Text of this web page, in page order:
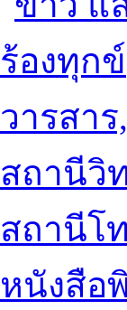
ร้องทุกข์
วารสา
สถานีวิ
สถานีโ
หนังสือ